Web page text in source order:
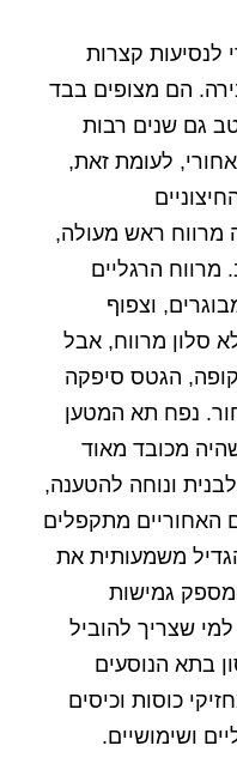
לנסיעות קצרות
הם מצופים בבד
גם שנים רבות
לעומת זאת,
מרווח ראש מעולה,
הרגליים
וצפוף
סלון מרווח, אבל
הגטס סיפקה
נפח תא המטען
נתון שהיה מכובד מאוד
ונוחה להטענה,
האחוריים מתקפלים
להגדיל משמעותית את
גמישות
שצריך להוביל
בתא הנוסעים
כוסות וכיסים
ושימושיים.